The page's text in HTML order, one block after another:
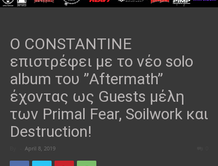
O CONSTANTINE
επιστρέφει με το νέο solo
album του ”Aftermath”
έχοντας ως Guests μέλη
των Primal Fear, Soilwork και
Destruction!
April 8, 2019